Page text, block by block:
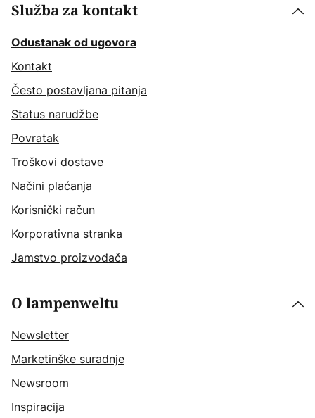
Služba za kontakt
Odustanak od ugovora
Kontakt
Često postavljana pitanja
Status narudžbe
Povratak
Troškovi dostave
Načini plaćanja
Korisnički račun
Korporativna stranka
Jamstvo proizvođača
O lampenweltu
Newsletter
Marketinške suradnje
Newsroom
Inspiracija